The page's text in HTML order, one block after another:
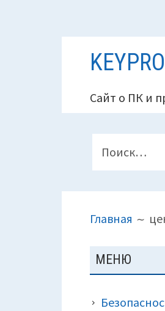
Сайт о ПК и
ВЕРХНЕГО
САЙТЕ
(ХЛЕБНЫЕ
КРОШКИ)
Главная
ПАНЕЛЬ
МЕНЮ